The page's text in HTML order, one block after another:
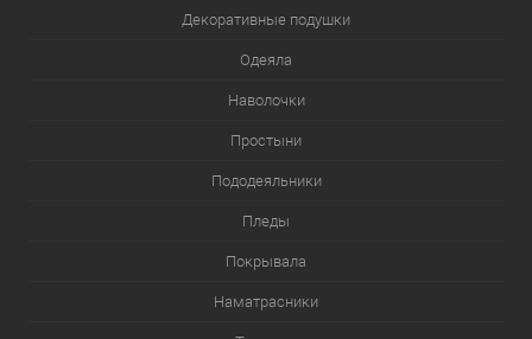
Декоративные подушки
Одеяла
Наволочки
Простыни
Пододеяльники
Пледы
Покрывала
Наматрасники